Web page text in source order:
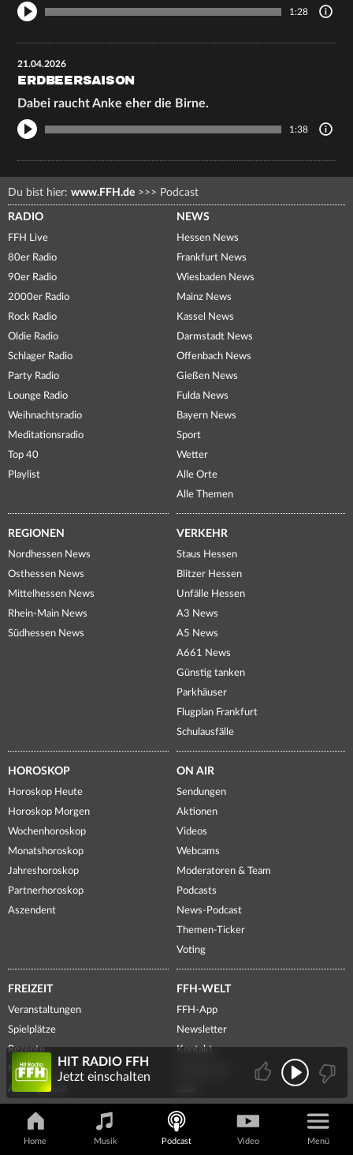
1:28
21.04.2026
ERDBEERSAISON
Dabei raucht Anke eher die Birne.
1:38
Du bist hier: www.FFH.de >>> Podcast
RADIO
FFH Live
80er Radio
90er Radio
2000er Radio
Rock Radio
Oldie Radio
Schlager Radio
Party Radio
Lounge Radio
Weihnachtsradio
Meditationsradio
Top 40
Playlist
NEWS
Hessen News
Frankfurt News
Wiesbaden News
Mainz News
Kassel News
Darmstadt News
Offenbach News
Gießen News
Fulda News
Bayern News
Sport
Wetter
Alle Orte
Alle Themen
REGIONEN
Nordhessen News
Osthessen News
Mittelhessen News
Rhein-Main News
Südhessen News
VERKEHR
Staus Hessen
Blitzer Hessen
Unfälle Hessen
A3 News
A5 News
A661 News
Günstig tanken
Parkhäuser
Flugplan Frankfurt
Schulausfälle
HOROSKOP
Horoskop Heute
Horoskop Morgen
Wochenhoroskop
Monatshoroskop
Jahreshoroskop
Partnerhoroskop
Aszendent
ON AIR
Sendungen
Aktionen
Videos
Webcams
Moderatoren & Team
Podcasts
News-Podcast
Themen-Ticker
Voting
FREIZEIT
Veranstaltungen
Spielplätze
Rezepte
Meditation
Ausflugsziele
Ticketshop
FFH-WELT
FFH-App
Newsletter
Kontakt
Führungen
Presse
Home Musik Podcast Video Menü
HIT RADIO FFH
Jetzt einschalten